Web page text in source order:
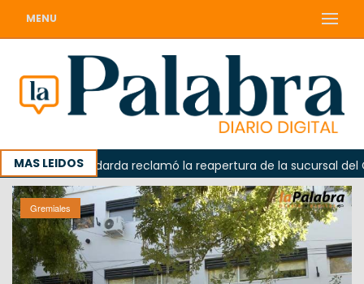
MENU
MAS LEIDOS
Odarda reclamó la reapertura de la sucursal del
Gremiales